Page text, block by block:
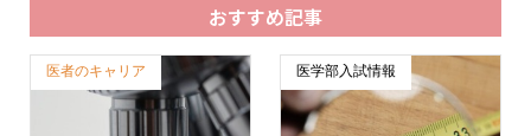
おすすめ記事
医者のキャリア 医学部入試情報